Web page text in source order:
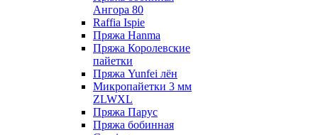
Ангора 80
Raffia Ispie
Пряжа Hanma
Пряжа Королевские
пайетки
Пряжа Yunfei лён
Микропайетки 3 мм
ZLWXL
Пряжа Парус
Пряжа бобинная